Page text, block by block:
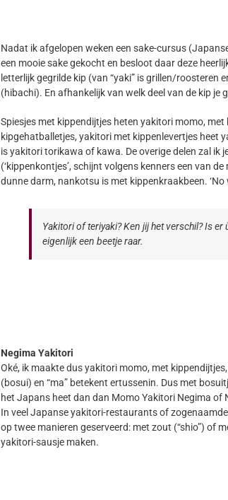
Nadat ik afgelopen weken een sake-cursus
een mooie sake gekocht en besloot daar deze
letterlijk gegrilde kip (van “yaki” is grillen/roosteren
(hibachi). En afhankelijk van welk deel van de kip je
Spiesjes met kippendijtjes heten yakitori momo,
kipgehatballetjes, yakitori met kippenlevertjes heet
is yakitori torikawa of kawa. De overige delen zal ik
(‘kippenkontjes’, schijnt volgens kenners een van
dunne darm, nankotsu is met kippenkraakbeen. ‘No
Yakitori of teriyaki? Ken jij het verschil? Is
eigenlijk een beetje raar.
Negima Yakitori
Oké, ik maakte dus yakitori momo, met
(bosui) en “ma” betekent ertussenin. Dus met
het Japans heet dan dan Momo Yakitori Negima of
In veel Japanse yakitori-restaurants of
op twee manieren geserveerd: met zout (“shio”) of
yakitori-sausje maken.